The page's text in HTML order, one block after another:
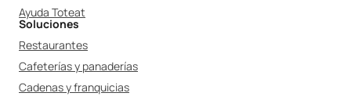
Ayuda Toteat
Soluciones
Restaurantes
Cafeterías y panaderías
Cadenas y franquicias